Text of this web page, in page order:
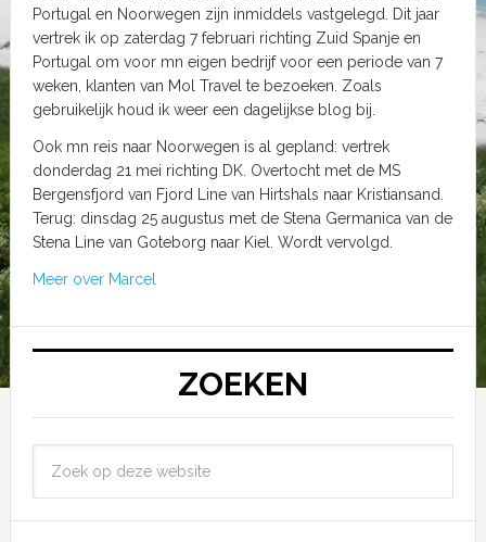
Portugal en Noorwegen zijn inmiddels vastgelegd. Dit jaar
vertrek ik op zaterdag 7 februari richting Zuid Spanje en
Portugal om voor mn eigen bedrijf voor een periode van 7
weken, klanten van Mol Travel te bezoeken. Zoals
gebruikelijk houd ik weer een dagelijkse blog bij.
Ook mn reis naar Noorwegen is al gepland: vertrek
donderdag 21 mei richting DK. Overtocht met de MS
Bergensfjord van Fjord Line van Hirtshals naar Kristiansand.
Terug: dinsdag 25 augustus met de Stena Germanica van de
Stena Line van Goteborg naar Kiel. Wordt vervolgd.
Meer over Marcel
ZOEKEN